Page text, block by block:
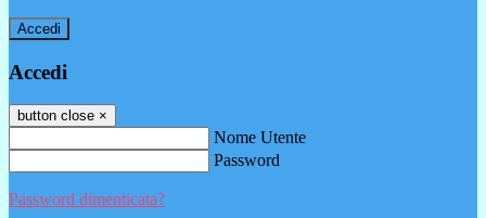
Accedi
Accedi
button close ×
Nome Utente
Password
Password dimenticata?